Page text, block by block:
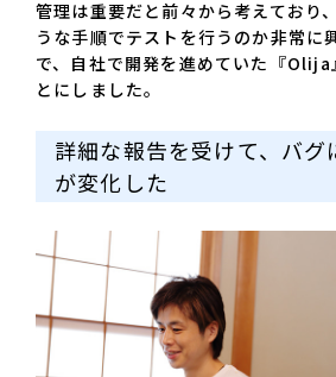
管理は重要だと前々から考えており
うな手順でテストを行うのか非常に
で、自社で開発を進めていた『Olija
とにしました。
詳細な報告を受けて、バグ
が変化した